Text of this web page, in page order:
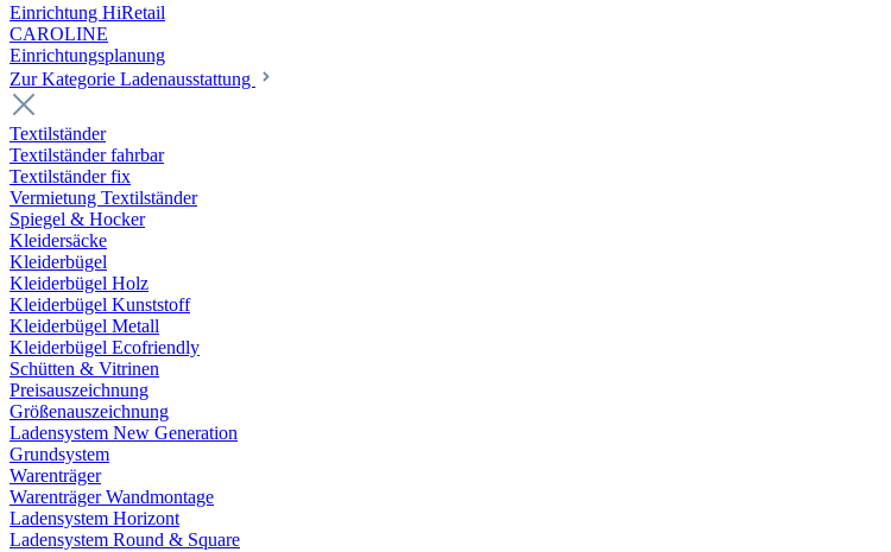
Einrichtung HiRetail
CAROLINE
Einrichtungsplanung
Zur Kategorie Laden­ausstattung
Textilständer
Textilständer fahrbar
Textilständer fix
Vermietung Textilständer
Spiegel & Hocker
Kleidersäcke
Kleiderbügel
Kleiderbügel Holz
Kleiderbügel Kunststoff
Kleiderbügel Metall
Kleiderbügel Ecofriendly
Schütten & Vitrinen
Preisauszeichnung
Größenauszeichnung
Ladensystem New Generation
Grundsystem
Warenträger
Warenträger Wandmontage
Ladensystem Horizont
Ladensystem Round & Square